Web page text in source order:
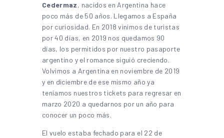
Cedermaz, nacidos en Argentina hace
poco más de 50 años. Llegamos a España
por curiosidad. En 2018 vinimos de turistas
por 40 días, en 2019 nos quedamos 90
días, los permitidos por nuestro pasaporte
argentino y el romance siguió creciendo.
Volvimos a Argentina en noviembre de 2019
y en diciembre de ese mismo año ya
teníamos nuestros tickets para regresar en
marzo 2020 a quedarnos por un año para
conocer un poco más.
El vuelo estaba fechado para el 22 de